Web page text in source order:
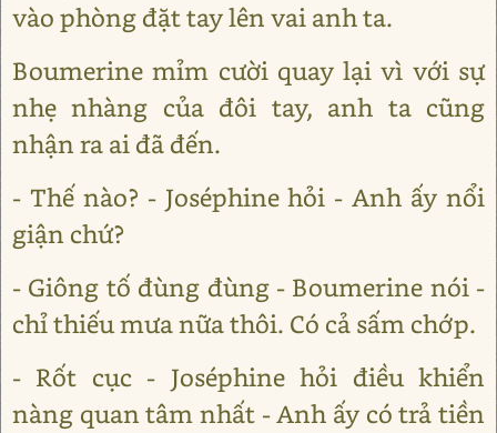
vào phòng đặt tay lên vai anh ta.
Boumerine mỉm cười quay lại vì với sự
nhẹ nhàng của đôi tay, anh ta cũng
nhận ra ai đã đến.
- Thế nào? - Joséphine hỏi - Anh ấy nổi
giận chứ?
- Giông tố đùng đùng - Boumerine nói -
chỉ thiếu mưa nữa thôi. Có cả sấm chớp.
- Rốt cục - Joséphine hỏi điều khiển
nàng quan tâm nhất - Anh ấy có trả tiền